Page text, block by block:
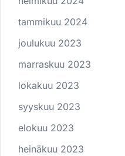
tammikuu 2024
joulukuu 2023
marraskuu 2023
lokakuu 2023
syyskuu 2023
elokuu 2023
heinäkuu 2023